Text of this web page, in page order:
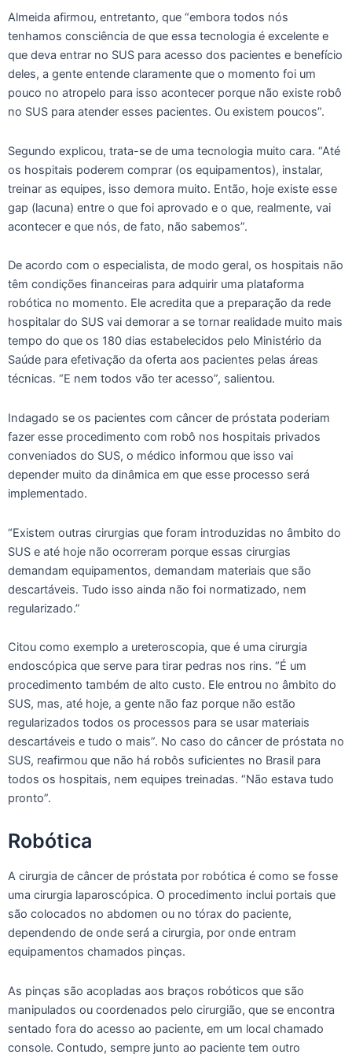
Almeida afirmou, entretanto, que “embora todos nós
tenhamos consciência de que essa tecnologia é excelente e
que deva entrar no SUS para acesso dos pacientes e benefício
deles, a gente entende claramente que o momento foi um
pouco no atropelo para isso acontecer porque não existe robô
no SUS para atender esses pacientes. Ou existem poucos”.
Segundo explicou, trata-se de uma tecnologia muito cara. “Até
os hospitais poderem comprar (os equipamentos), instalar,
treinar as equipes, isso demora muito. Então, hoje existe esse
gap (lacuna) entre o que foi aprovado e o que, realmente, vai
acontecer e que nós, de fato, não sabemos”.
De acordo com o especialista, de modo geral, os hospitais não
têm condições financeiras para adquirir uma plataforma
robótica no momento. Ele acredita que a preparação da rede
hospitalar do SUS vai demorar a se tornar realidade muito mais
tempo do que os 180 dias estabelecidos pelo Ministério da
Saúde para efetivação da oferta aos pacientes pelas áreas
técnicas. “E nem todos vão ter acesso”, salientou.
Indagado se os pacientes com câncer de próstata poderiam
fazer esse procedimento com robô nos hospitais privados
conveniados do SUS, o médico informou que isso vai
depender muito da dinâmica em que esse processo será
implementado.
“Existem outras cirurgias que foram introduzidas no âmbito do
SUS e até hoje não ocorreram porque essas cirurgias
demandam equipamentos, demandam materiais que são
descartáveis. Tudo isso ainda não foi normatizado, nem
regularizado.”
Citou como exemplo a ureteroscopia, que é uma cirurgia
endoscópica que serve para tirar pedras nos rins. “É um
procedimento também de alto custo. Ele entrou no âmbito do
SUS, mas, até hoje, a gente não faz porque não estão
regularizados todos os processos para se usar materiais
descartáveis e tudo o mais”. No caso do câncer de próstata no
SUS, reafirmou que não há robôs suficientes no Brasil para
todos os hospitais, nem equipes treinadas. “Não estava tudo
pronto”.
Robótica
A cirurgia de câncer de próstata por robótica é como se fosse
uma cirurgia laparoscópica. O procedimento inclui portais que
são colocados no abdomen ou no tórax do paciente,
dependendo de onde será a cirurgia, por onde entram
equipamentos chamados pinças.
As pinças são acopladas aos braços robóticos que são
manipulados ou coordenados pelo cirurgião, que se encontra
sentado fora do acesso ao paciente, em um local chamado
console. Contudo, sempre junto ao paciente tem outro